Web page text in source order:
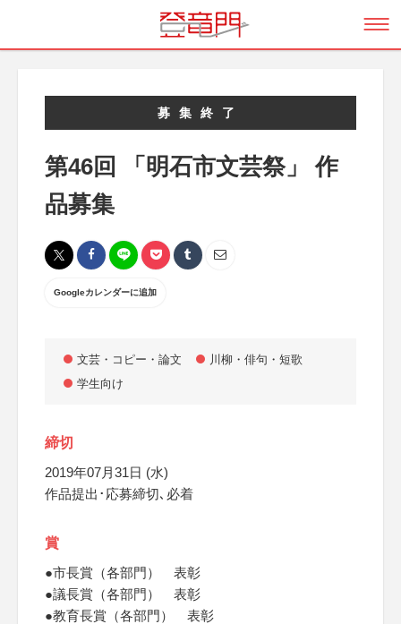
募集終了
第46回 「明石市文芸祭」 作
品募集
Googleカレンダーに追加
文芸・コピー・論文
川柳・俳句・短歌
学生向け
締切
2019年07月31日 (水)
作品提出･応募締切､必着
賞
●市長賞（各部門） 表彰
●議長賞（各部門） 表彰
●教育長賞（各部門） 表彰